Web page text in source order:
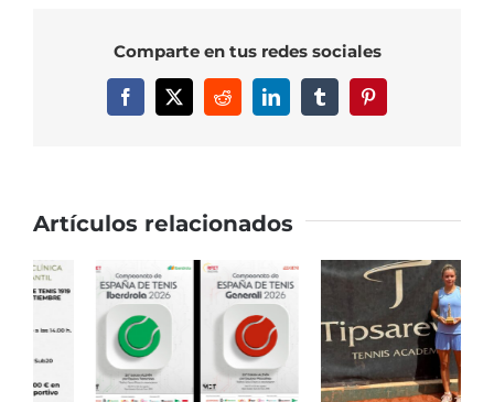
Comparte en tus redes sociales
Facebook
X RedditLinkedInTumblrPinterest
Artículos relacionados